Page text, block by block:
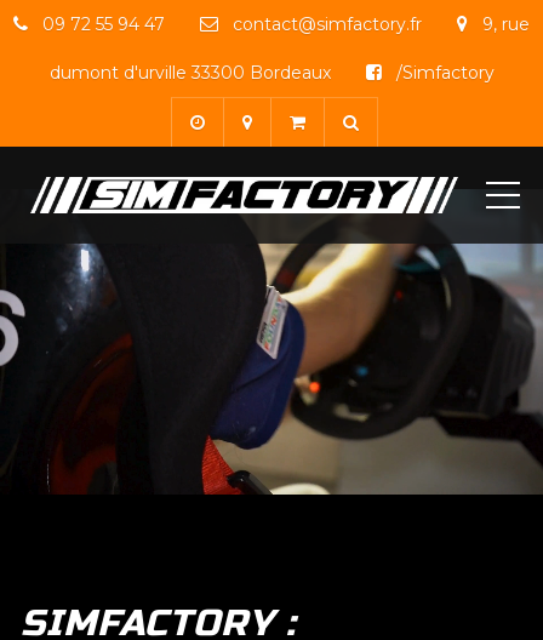
09 72 55 94 47 contact@simfactory.fr 9, rue
dumont d'urville 33300 Bordeaux /Simfactory
SIMFACTORY :